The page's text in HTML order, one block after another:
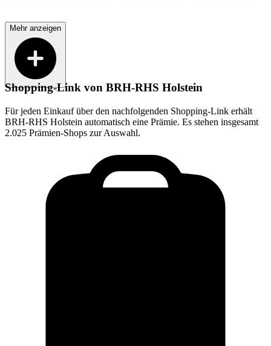
Mehr anzeigen
Shopping-Link von BRH-RHS Holstein
Für jeden Einkauf über den nachfolgenden Shopping-Link erhält
BRH-RHS Holstein automatisch eine Prämie. Es stehen insgesamt
2.025 Prämien-Shops zur Auswahl.